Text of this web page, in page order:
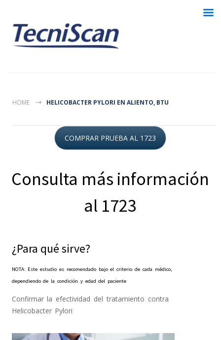
HOME HELICOBACTER PYLORI EN ALIENTO, BTU
COMPRAR PRUEBA AL 1723
Consulta más información
al 1723
¿Para qué sirve?
NOTA: Este estudio es recomendado bajo el criterio de cada médico,
dependiendo de la condición y edad del paciente
Confirmar la efectividad del tratamiento contra
Helicobacter Pylori